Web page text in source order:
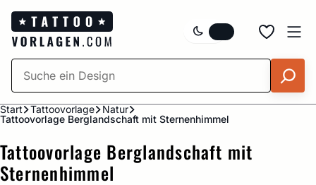
Zum
Inhalt
springen
Start Tattoovorlage
Natur
Tattoovorlage Berglandschaft mit Sternenhimmel
Tattoovorlage Berglandschaft mit
Sternenhimmel